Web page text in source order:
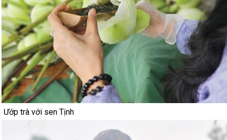
Ướp trà với sen Tịnh